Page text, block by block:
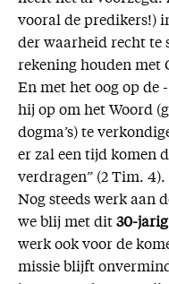
vooral de predikers!)
der waarheid recht te
rekening houden met
En met het oog op de
hij op om het Woord
dogma’s) te
er zal een tijd komen
verdragen” (2 Tim. 4).
Nog steeds werk aan
we blij met dit 30-
werk ook voor de
missie blijft